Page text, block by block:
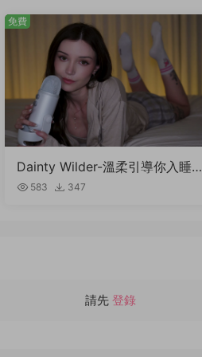
Dainty Wilder-溫柔引導你入睡的
ASMR…
583 347
免費
請先 登錄